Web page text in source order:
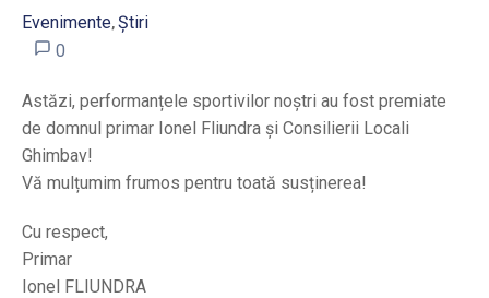
Evenimente‚Știri
0
Astăzi, performanțele sportivilor noștri au fost premiate
de domnul primar Ionel Fliundra și Consilierii Locali
Ghimbav!
Vă mulțumim frumos pentru toată susținerea!
Cu respect,
Primar
Ionel FLIUNDRA